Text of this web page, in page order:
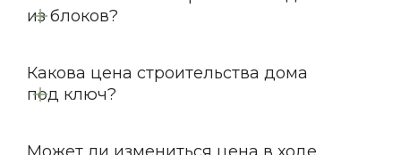
из блоков?
Какова цена строительства дома
под ключ?